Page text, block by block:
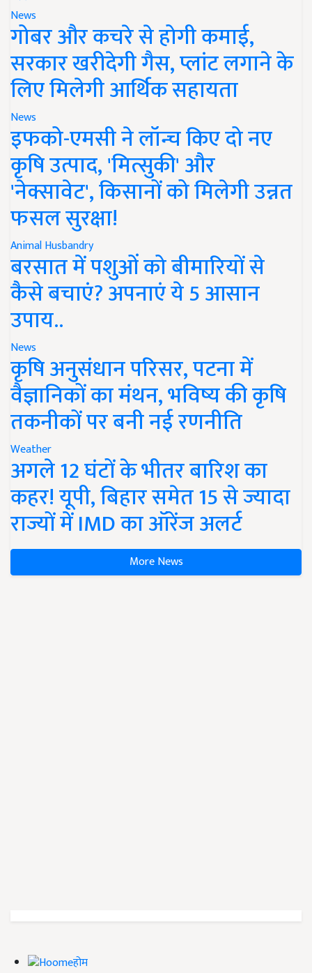
News
गोबर और कचरे से होगी कमाई,
सरकार खरीदेगी गैस, प्लांट लगाने के
लिए मिलेगी आर्थिक सहायता
News
इफको-एमसी ने लॉन्च किए दो नए
कृषि उत्पाद, 'मित्सुकी' और
'नेक्सावेट', किसानों को मिलेगी उन्नत
फसल सुरक्षा!
Animal Husbandry
बरसात में पशुओं को बीमारियों से
कैसे बचाएं? अपनाएं ये 5 आसान
उपाय..
News
कृषि अनुसंधान परिसर, पटना में
वैज्ञानिकों का मंथन, भविष्य की कृषि
तकनीकों पर बनी नई रणनीति
Weather
अगले 12 घंटों के भीतर बारिश का
कहर! यूपी, बिहार समेत 15 से ज्यादा
राज्यों में IMD का ऑरेंज अलर्ट
More News
होम